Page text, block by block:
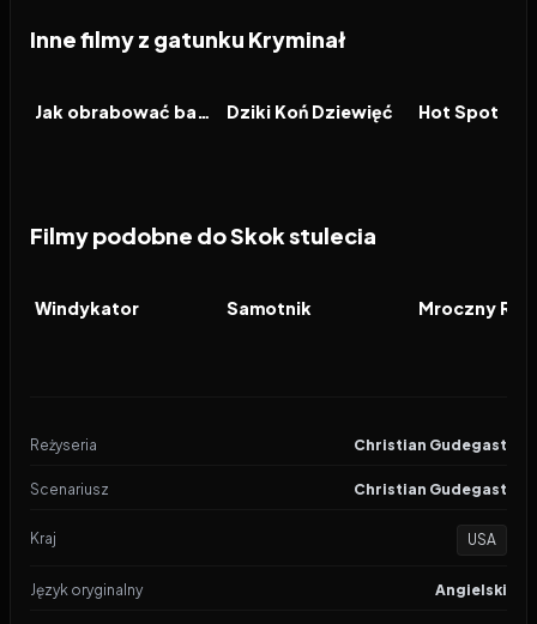
Inne filmy z gatunku Kryminał
FILM Jak obrabować bank FILM
Dziki Koń Dziewięć FILM
Hot Spot
Filmy podobne do Skok stulecia
FILM
Windykator FILM
Samotnik FILM
Mroczny
Reżyseria Christian Gudegast
Scenariusz Christian Gudegast
Kraj USA
Język oryginalny Angielski